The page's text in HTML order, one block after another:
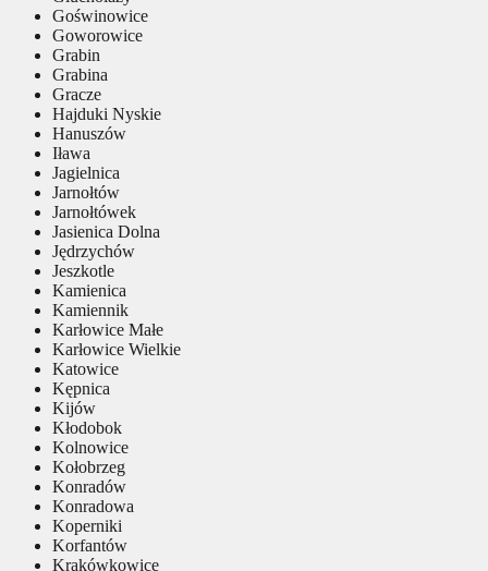
Goświnowice
Goworowice
Grabin
Grabina
Gracze
Hajduki Nyskie
Hanuszów
Iława
Jagielnica
Jarnołtów
Jarnołtówek
Jasienica Dolna
Jędrzychów
Jeszkotle
Kamienica
Kamiennik
Karłowice Małe
Karłowice Wielkie
Katowice
Kępnica
Kijów
Kłodobok
Kolnowice
Kołobrzeg
Konradów
Konradowa
Koperniki
Korfantów
Krakówkowice